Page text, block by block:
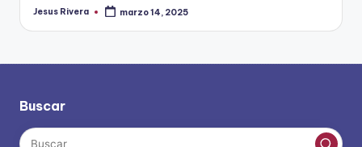
Publicado
Jesus Rivera marzo 14, 2025
Buscar